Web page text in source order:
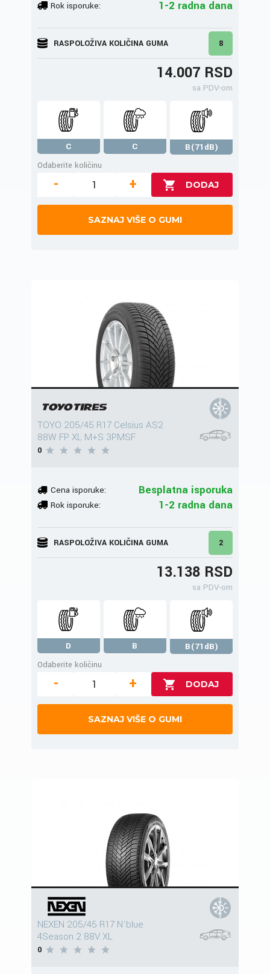
Rok isporuke: 1-2 radna dana
RASPOLOŽIVA KOLIČINA GUMA 8
14.007 RSD
sa PDV-om
C C
B(71dB)
Odaberite količinu
- +
SAZNAJ VIŠE O GUMI
TOYO 205/45 R17 Celsius AS2
88W FP XL M+S 3PMSF
0
Cena isporuke: Besplatna isporuka
Rok isporuke: 1-2 radna dana
RASPOLOŽIVA KOLIČINA GUMA 2
13.138 RSD
sa PDV-om
D B
B(71dB)
Odaberite količinu
- +
SAZNAJ VIŠE O GUMI
NEXEN 205/45 R17 N'blue
4Season 2 88V XL
0